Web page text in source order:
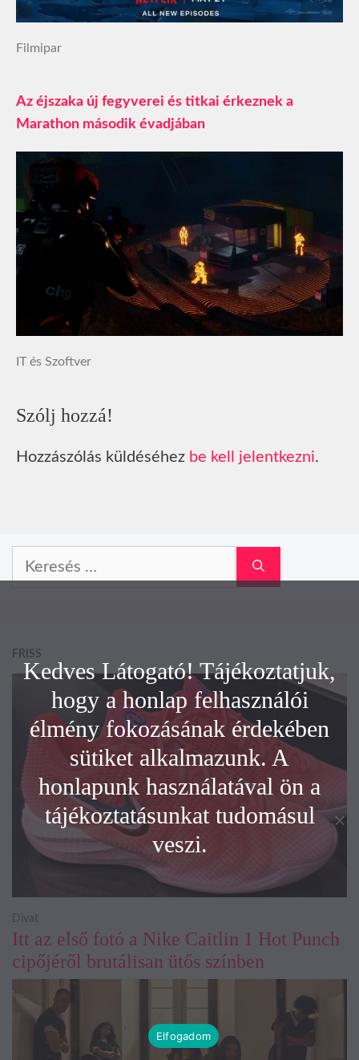
Filmipar
Az éjszaka új fegyverei és titkai érkeznek a
Marathon második évadjában
IT és Szoftver
Szólj hozzá!
Hozzászólás küldéséhez be kell jelentkezni.
FRISS
Itt az első fotó a Nike Caitlin 1 Hot Punch
cipőjéről brutálisan ütős színben
Divat
Kedves Látogató! Tájékoztatjuk,
hogy a honlap felhasználói
élmény fokozásának érdekében
sütiket alkalmazunk. A
honlapunk használatával ön a
tájékoztatásunkat tudomásul
veszi.
Elfogadom